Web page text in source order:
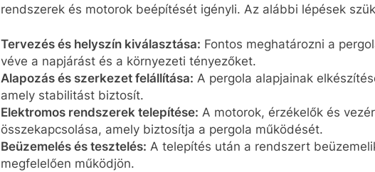
rendszerek és motorok beépítését igényli. Az alábbi lépések
Tervezés és helyszín kiválasztása: Fontos meghatározni a
véve a napjárást és a környezeti tényezőket.
Alapozás és szerkezet felállítása: A pergola alapjainak
amely stabilitást biztosít.
Elektromos rendszerek telepítése: A motorok, érzékelők és
összekapcsolása, amely biztosítja a pergola működését.
Beüzemelés és tesztelés: A telepítés után a rendszert
megfelelően működjön.